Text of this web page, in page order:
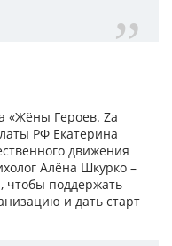
«Жёны Героев. Zа
РФ Екатерина
движения
Алёна Шкурко –
чтобы поддержать
и дать старт